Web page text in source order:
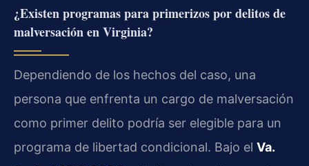
¿Existen programas para primerizos por delitos de
malversación en Virginia?
Dependiendo de los hechos del caso, una
persona que enfrenta un cargo de malversación
como primer delito podría ser elegible para un
programa de libertad condicional. Bajo el Va.